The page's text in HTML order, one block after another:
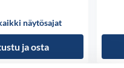
näytösajat
ja osta